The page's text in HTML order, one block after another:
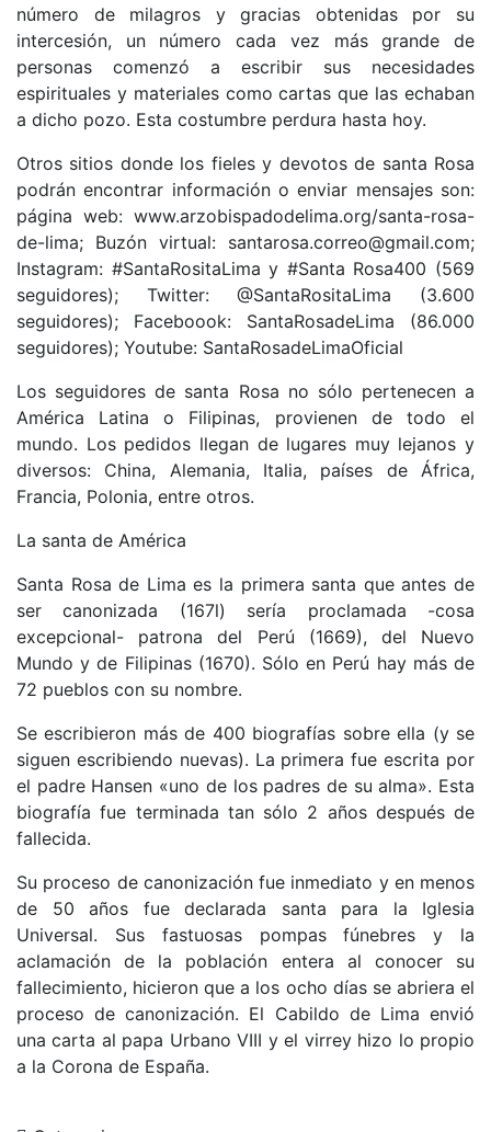
número de milagros y gracias obtenidas por su
intercesión, un número cada vez más grande de
personas comenzó a escribir sus necesidades
espirituales y materiales como cartas que las echaban
a dicho pozo. Esta costumbre perdura hasta hoy.
Otros sitios donde los fieles y devotos de santa Rosa
podrán encontrar información o enviar mensajes son:
página web: www.arzobispadodelima.org/santa-rosa-
de-lima; Buzón virtual: santarosa.correo@gmail.com;
Instagram: #SantaRositaLima y #Santa Rosa400 (569
seguidores); Twitter: @SantaRositaLima (3.600
seguidores); Faceboook: SantaRosadeLima (86.000
seguidores); Youtube: SantaRosadeLimaOficial
Los seguidores de santa Rosa no sólo pertenecen a
América Latina o Filipinas, provienen de todo el
mundo. Los pedidos llegan de lugares muy lejanos y
diversos: China, Alemania, Italia, países de África,
Francia, Polonia, entre otros.
La santa de América
Santa Rosa de Lima es la primera santa que antes de
ser canonizada (167l) sería proclamada -cosa
excepcional- patrona del Perú (1669), del Nuevo
Mundo y de Filipinas (1670). Sólo en Perú hay más de
72 pueblos con su nombre.
Se escribieron más de 400 biografías sobre ella (y se
siguen escribiendo nuevas). La primera fue escrita por
el padre Hansen «uno de los padres de su alma». Esta
biografía fue terminada tan sólo 2 años después de
fallecida.
Su proceso de canonización fue inmediato y en menos
de 50 años fue declarada santa para la Iglesia
Universal. Sus fastuosas pompas fúnebres y la
aclamación de la población entera al conocer su
fallecimiento, hicieron que a los ocho días se abriera el
proceso de canonización. El Cabildo de Lima envió
una carta al papa Urbano VIII y el virrey hizo lo propio
a la Corona de España.